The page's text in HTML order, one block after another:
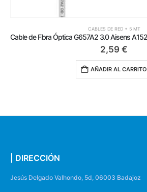
CABLES DE RED + 5 MT
2,59 €
AÑADIR AL CARRITO
| DIRECCIÓN
Jesús Delgado Valhondo, 5d, 06003 Badajoz